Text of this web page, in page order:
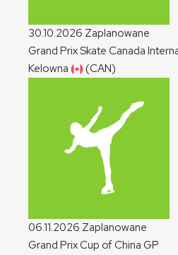
30.10.2026 Zaplanowane
Grand Prix Skate Canada
Kelowna
(CAN)
06.11.2026 Zaplanowane
Grand Prix Cup of China GP